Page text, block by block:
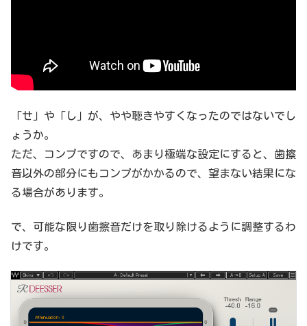
「せ」や「し」が、やや聴きやすくなったのではないでし
ょうか。
ただ、コンプですので、あまり極端な設定にすると、歯擦
音以外の部分にもコンプがかかるので、望まない結果にな
る場合があります。
で、可能な限り歯擦音だけを取り除けるように調整するわ
けです。